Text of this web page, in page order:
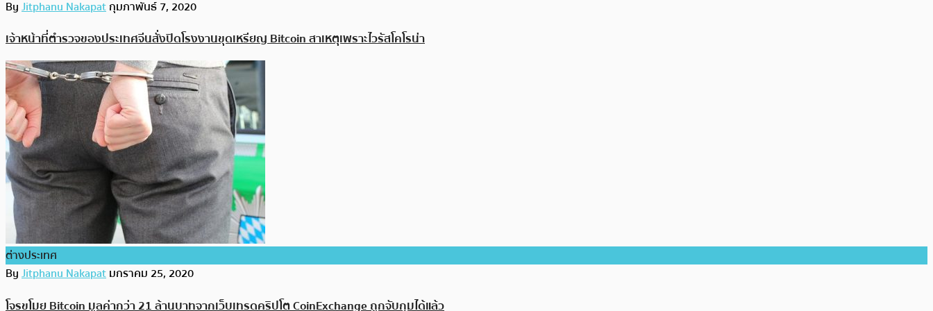
ByJitphanu Nakapatกุมภาพันธ์ 7, 2020
เจ้าหน้าที่ตำรวจของประเทศจีนสั่งปิดโรงงานขุดเหรียญ Bitcoin สาเหตุเพราะไวรัสโคโรน่า
ต่างประเทศ
ByJitphanu Nakapatมกราคม 25, 2020
โจรขโมย Bitcoin มูลค่ากว่า 21 ล้านบาทจากเว็บเทรดคริปโต CoinExchange ถูกจับกุมได้แล้ว